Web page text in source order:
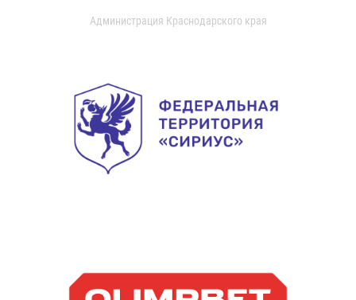
Администрация Краснодарского края